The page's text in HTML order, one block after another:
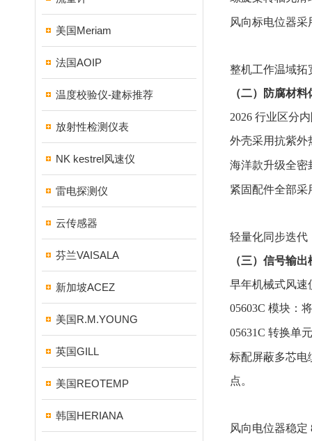
美国Meriam
法国AOIP
温度校验仪-建标推荐
放射性检测仪表
NK kestrel风速仪
雷电探测仪
云传感器
芬兰VAISALA
新加坡ACEZ
美国R.M.YOUNG
英国GILL
美国REOTEMP
韩国HERIANA
风向标电位器采
整机工作温域拓
（二）防腐材
2026 行业区分
外壳采用抗紫外
海洋款升级全密
紧固配件全部采
轻量化同步迭代
（三）信号输
早年机械式风速
05603C 模块：
05631C 转换单
标配屏蔽多芯电
点。
风向电位器稳